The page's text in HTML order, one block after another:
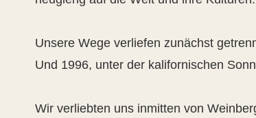
Unsere Wege verliefen zunächst
Und 1996, unter der kalifornischen
Wir verliebten uns inmitten von